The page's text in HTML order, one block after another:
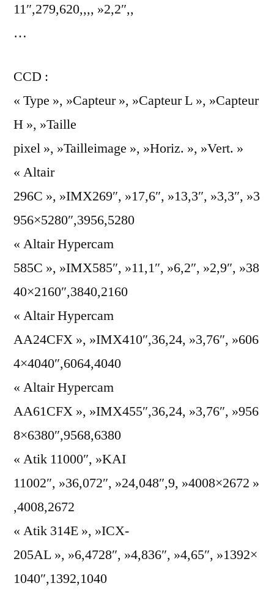
11″,279,620,,,, »2,2″,,
…
CCD :
« Type », »Capteur », »Capteur L », »Capteur
H », »Taille
pixel », »Tailleimage », »Horiz. », »Vert. »
« Altair
296C », »IMX269″, »17,6″, »13,3″, »3,3″, »3
956×5280″,3956,5280
« Altair Hypercam
585C », »IMX585″, »11,1″, »6,2″, »2,9″, »38
40×2160″,3840,2160
« Altair Hypercam
AA24CFX », »IMX410″,36,24, »3,76″, »606
4×4040″,6064,4040
« Altair Hypercam
AA61CFX », »IMX455″,36,24, »3,76″, »956
8×6380″,9568,6380
« Atik 11000″, »KAI
11002″, »36,072″, »24,048″,9, »4008×2672 »
,4008,2672
« Atik 314E », »ICX-
205AL », »6,4728″, »4,836″, »4,65″, »1392×
1040″,1392,1040